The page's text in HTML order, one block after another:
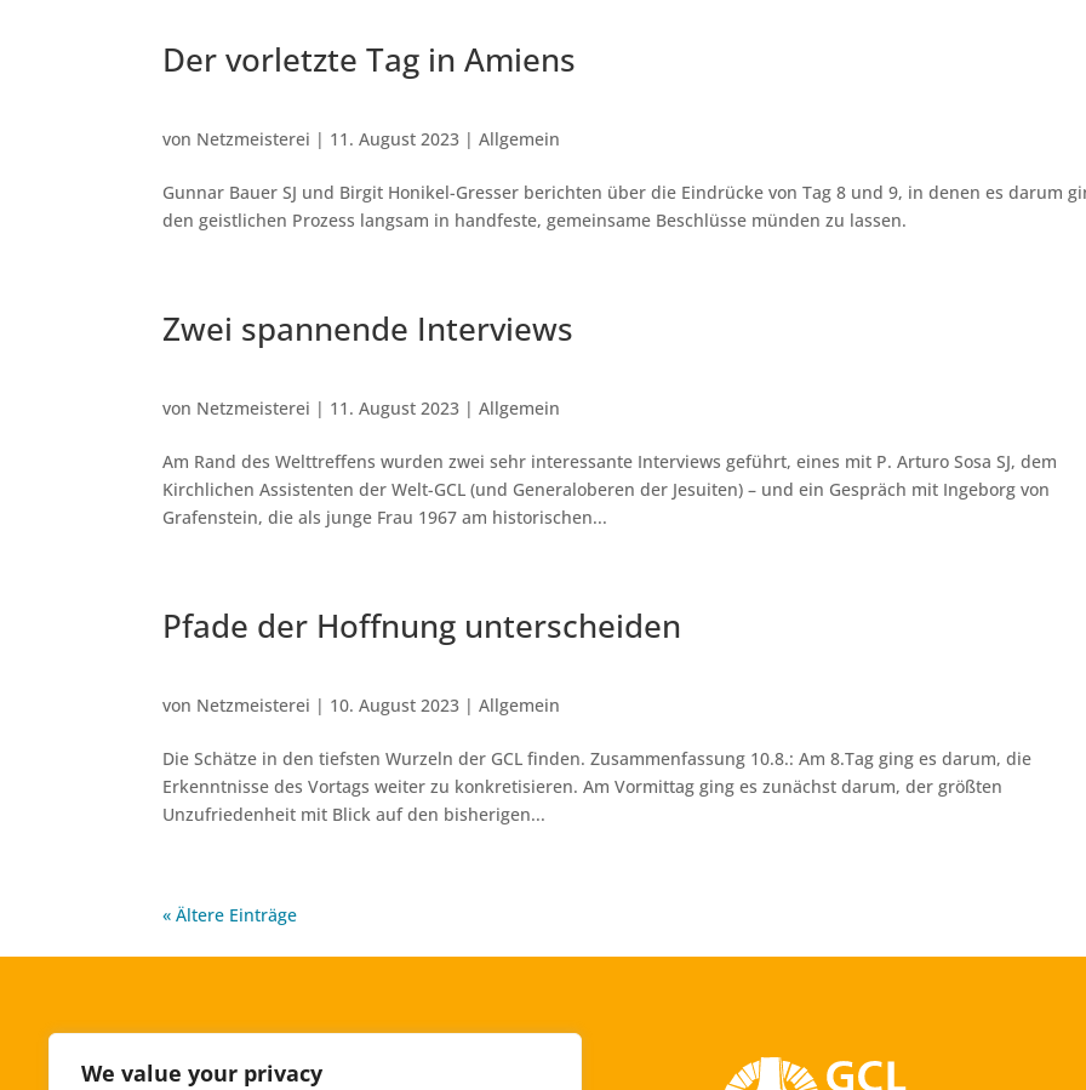
We value your privacy
Der vorletzte Tag in Amiens
von Netzmeisterei | 11. August 2023 |Allgemein
Gunnar Bauer SJ und Birgit Honikel-Gresser berichten über die Eindrücke von Tag 8 und 9, in denen es darum
den geistlichen Prozess langsam in handfeste, gemeinsame Beschlüsse münden zu lassen.
Zwei spannende Interviews
von Netzmeisterei | 11. August 2023 |Allgemein
Am Rand des Welttreffens wurden zwei sehr interessante Interviews geführt, eines mit P. Arturo Sosa SJ, dem
Kirchlichen Assistenten der Welt-GCL (und Generaloberen der Jesuiten) – und ein Gespräch mit Ingeborg von
Grafenstein, die als junge Frau 1967 am historischen...
Pfade der Hoffnung unterscheiden
von Netzmeisterei | 10. August 2023 |Allgemein
Die Schätze in den tiefsten Wurzeln der GCL finden. Zusammenfassung 10.8.: Am 8.Tag ging es darum, die
Erkenntnisse des Vortags weiter zu konkretisieren. Am Vormittag ging es zunächst darum, der größten
Unzufriedenheit mit Blick auf den bisherigen...
« Ältere Einträge